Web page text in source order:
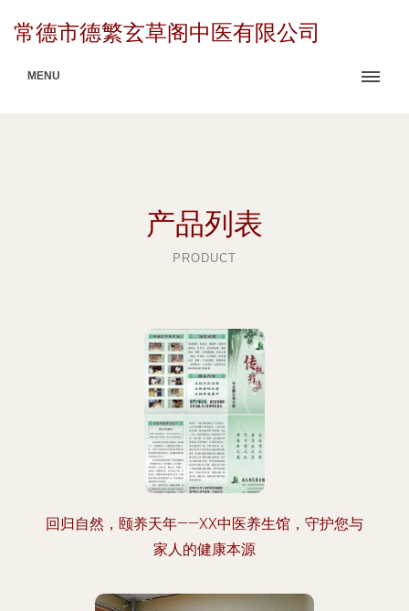
常德市德繁玄草阁中医有限公司
MENU
产品列表
PRODUCT
回归自然，颐养天年——XX中医养生馆，守护您与
家人的健康本源